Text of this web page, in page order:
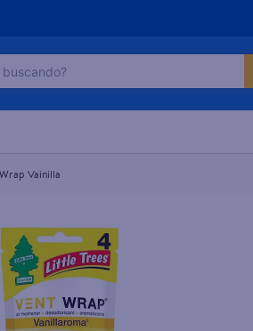
Vainilla
MÁS BUSCADOS
essences
corporales dove
venus